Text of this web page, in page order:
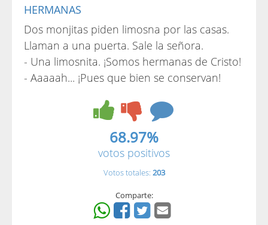
HERMANAS
Dos monjitas piden limosna por las casas.
Llaman a una puerta. Sale la señora.
- Una limosnita. ¡Somos hermanas de Cristo!
- Aaaaah... ¡Pues que bien se conservan!
68.97%
votos positivos
Votos totales: 203
Comparte: